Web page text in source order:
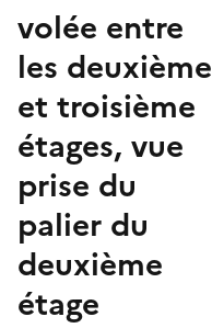
volée entre
les deuxième
et troisième
étages, vue
prise du
palier du
deuxième
étage